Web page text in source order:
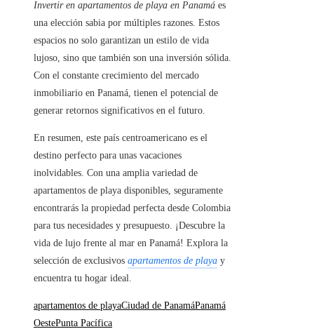
Invertir en apartamentos de playa en Panamá es
una elección sabia por múltiples razones. Estos
espacios no solo garantizan un estilo de vida
lujoso, sino que también son una inversión sólida.
Con el constante crecimiento del mercado
inmobiliario en Panamá, tienen el potencial de
generar retornos significativos en el futuro.
En resumen, este país centroamericano es el
destino perfecto para unas vacaciones
inolvidables. Con una amplia variedad de
apartamentos de playa disponibles, seguramente
encontrarás la propiedad perfecta desde Colombia
para tus necesidades y presupuesto. ¡Descubre la
vida de lujo frente al mar en Panamá! Explora la
selección de exclusivos apartamentos de playa y
encuentra tu hogar ideal.
apartamentos de playaCiudad de PanamáPanamá
OestePunta Pacífica